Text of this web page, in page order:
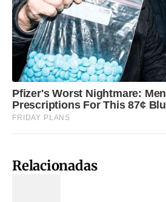
Relacionadas